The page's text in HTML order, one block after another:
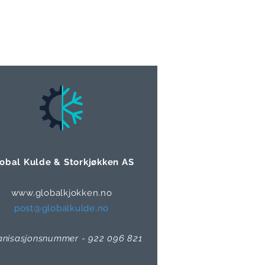
Kulde & Storkjøkken AS
www.globalkjokken.no
post@globalkulde.no
- 922 096 821